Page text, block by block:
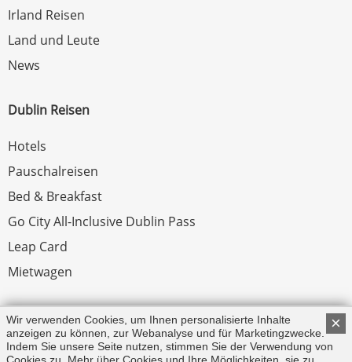
Irland Reisen
Land und Leute
News
Dublin Reisen
Hotels
Pauschalreisen
Bed & Breakfast
Go City All-Inclusive Dublin Pass
Leap Card
Mietwagen
Rechtliches
Impressum
×
Wir verwenden Cookies, um Ihnen personalisierte Inhalte
anzeigen zu können, zur Webanalyse und für Marketingzwecke.
Indem Sie unsere Seite nutzen, stimmen Sie der Verwendung von